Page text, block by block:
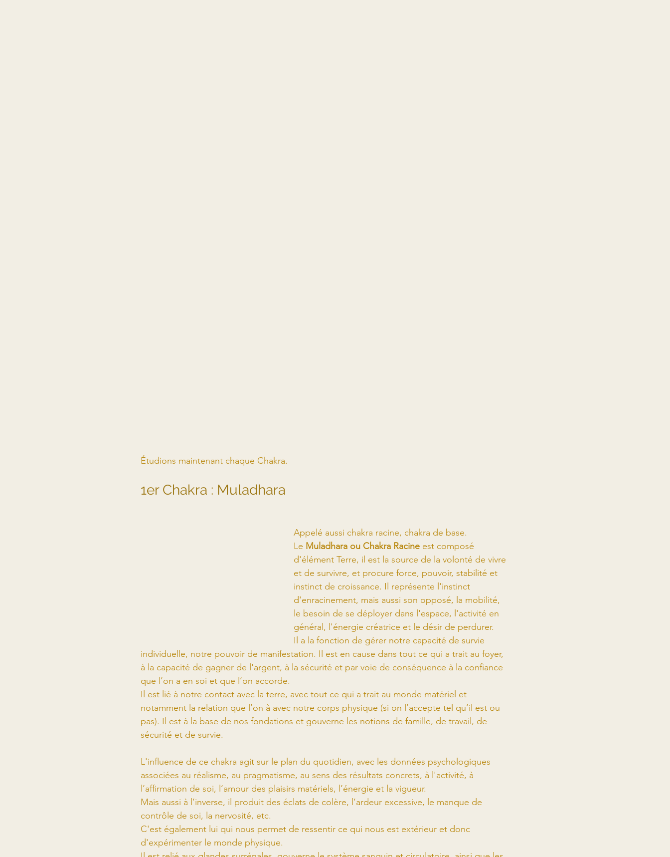
Étudions maintenant chaque Chakra.
1er Chakra : Muladhara
Appelé aussi chakra racine, chakra de base.
Le Muladhara ou Chakra Racine est composé
d'élément Terre, il est la source de la volonté de vivre
et de survivre, et procure force, pouvoir, stabilité et
instinct de croissance. Il représente l'instinct
d'enracinement, mais aussi son opposé, la mobilité,
le besoin de se déployer dans l'espace, l'activité en
général, l'énergie créatrice et le désir de perdurer.
Il a la fonction de gérer notre capacité de survie
individuelle, notre pouvoir de manifestation. Il est en cause dans tout ce qui a trait au foyer,
à la capacité de gagner de l'argent, à la sécurité et par voie de conséquence à la confiance
que l’on a en soi et que l’on accorde.
Il est lié à notre contact avec la terre, avec tout ce qui a trait au monde matériel et
notamment la relation que l’on à avec notre corps physique (si on l’accepte tel qu’il est ou
pas). Il est à la base de nos fondations et gouverne les notions de famille, de travail, de
sécurité et de survie.
L'influence de ce chakra agit sur le plan du quotidien, avec les données psychologiques
associées au réalisme, au pragmatisme, au sens des résultats concrets, à l'activité, à
l’affirmation de soi, l’amour des plaisirs matériels, l’énergie et la vigueur.
Mais aussi à l’inverse, il produit des éclats de colère, l’ardeur excessive, le manque de
contrôle de soi, la nervosité, etc.
C'est également lui qui nous permet de ressentir ce qui nous est extérieur et donc
d'expérimenter le monde physique.